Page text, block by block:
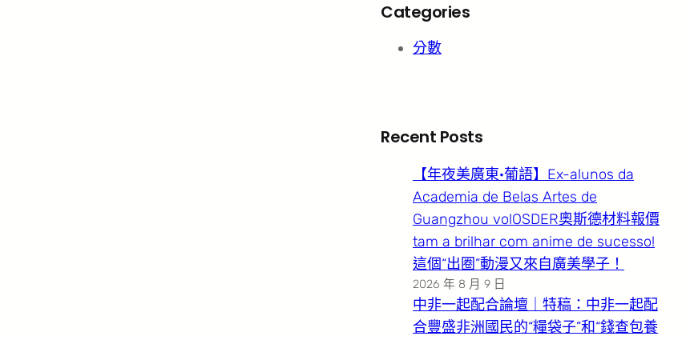
Categories
分數
Recent Posts
【年夜美廣東·葡語】Ex-alunos da
Academia de Belas Artes de
Guangzhou volOSDER奧斯德材料報價
tam a brilhar com anime de sucesso!
這個“出圈”動漫又來自廣美學子！
2026 年 8 月 9 日
中非一起配合論壇｜特稿：中非一起配
合豐盛非洲國民的“糧袋子”和“錢查包養